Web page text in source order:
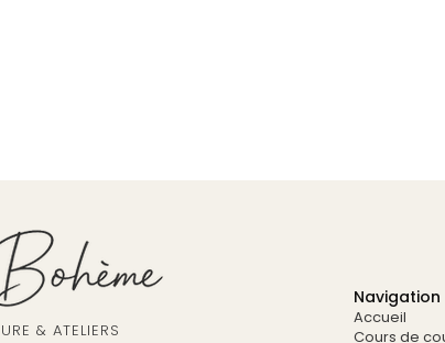
& ATELIERS
Navigation
Accueil
Cours de